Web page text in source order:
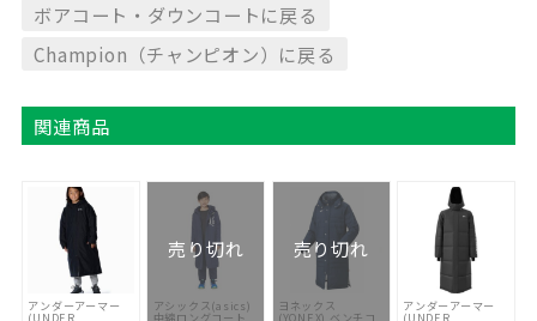
ボアコート・ダウンコートに戻る
Champion（チャンピオン）に戻る
関連商品
アンダーアーマー
(UNDER
売り切れ
アシックス(asics)
中綿ロングコート
売り切れ
ヨネックス
(YONEX) ベンチコ
アンダーアーマー
(UNDER